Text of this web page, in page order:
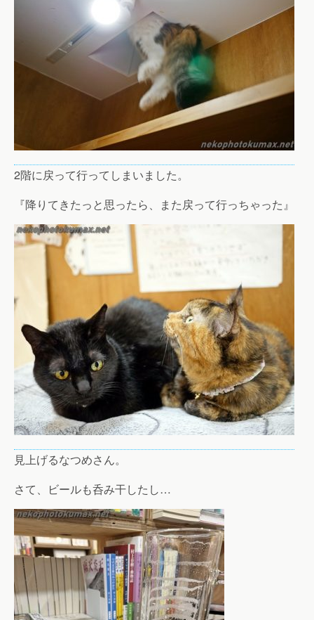
2階に戻って行ってしまいました。
『降りてきたっと思ったら、また戻って行っちゃった』
見上げるなつめさん。
さて、ビールも呑み干したし…